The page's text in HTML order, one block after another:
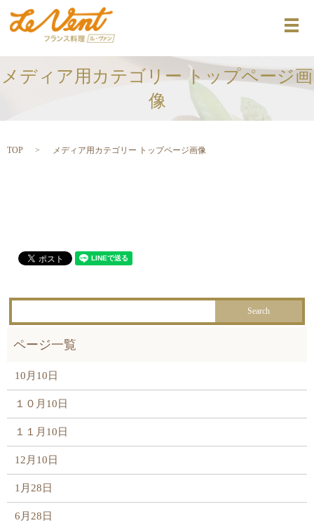
メ
メディア用カテゴリー トップページ画
像
TOP メディア用カテゴリー トップページ画像
10月10日
１０月10日
１１月10日
12月10日
1月28日
6月28日